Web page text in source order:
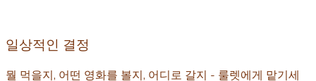
일상적인 결정
뭘 먹을지, 어떤 영화를 볼지, 어디로 갈지 - 룰렛에게 맡기세